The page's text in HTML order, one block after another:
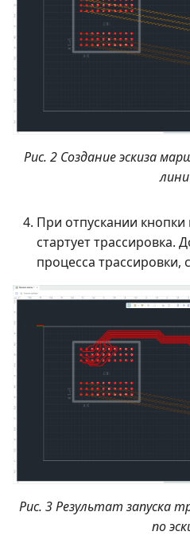
Рис. 2 Создание эскиза
При отпускании
стартует трассировка.
процесса трассировки,
Рис. 3 Результат запуска
по